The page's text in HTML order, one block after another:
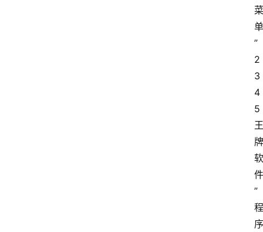
菜
单
”
2
3
4
5
王
牌
软
件
”
程
序